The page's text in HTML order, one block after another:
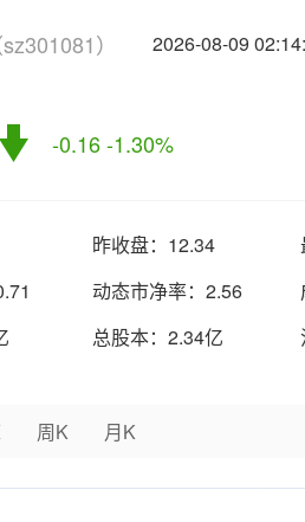
） 2026-08-09
-0.16-1.30%
昨收盘： 12.34
动态市净率： 2.56
总股本： 2.34亿
周K 月K